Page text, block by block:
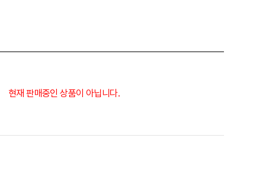
현재 판매중인 상품이 아닙니다.